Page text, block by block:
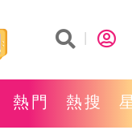
熱門 熱搜